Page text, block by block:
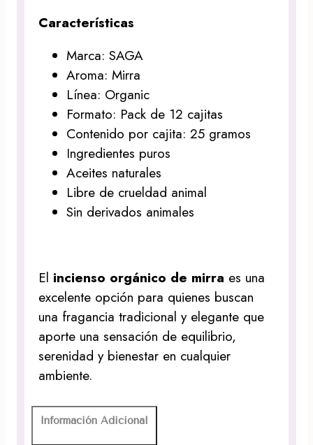
Características
Marca: SAGA
Aroma: Mirra
Línea: Organic
Formato: Pack de 12 cajitas
Contenido por cajita: 25 gramos
Ingredientes puros
Aceites naturales
Libre de crueldad animal
Sin derivados animales
El incienso orgánico de mirra es una
excelente opción para quienes buscan
una fragancia tradicional y elegante que
aporte una sensación de equilibrio,
serenidad y bienestar en cualquier
ambiente.
Información Adicional